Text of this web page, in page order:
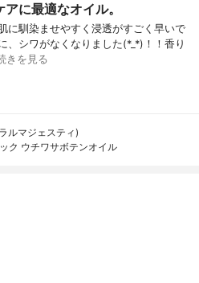
に最適なオイル。
に馴染ませやすく浸透がすごく早いで
、シワがなくなりました(*_*)！！香り
きを見る
ルマジェスティ)
ク ウチワサボテンオイル